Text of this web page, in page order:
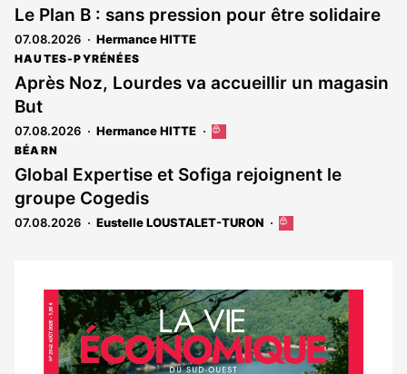
Le Plan B : sans pression pour être solidaire
07.08.2026 Hermance HITTE
HAUTES-PYRÉNÉES
Après Noz, Lourdes va accueillir un magasin
But
07.08.2026 Hermance HITTE
Cet
réservé
abonnés
BÉARN
Global Expertise et Sofiga rejoignent le
groupe Cogedis
07.08.2026 Eustelle LOUSTALET-TURON
Cet
aux
abonnés
Notre
dernier
magazine